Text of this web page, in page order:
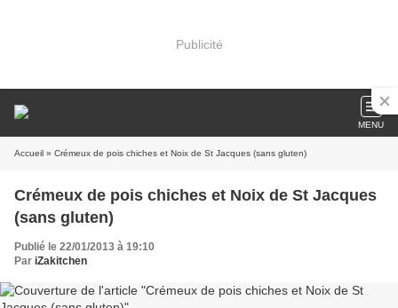
Publicité
MENU
Accueil » Crémeux de pois chiches et Noix de St Jacques (sans gluten)
Crémeux de pois chiches et Noix de St Jacques
(sans gluten)
Publié le 22/01/2013 à 19:10
Par iZakitchen